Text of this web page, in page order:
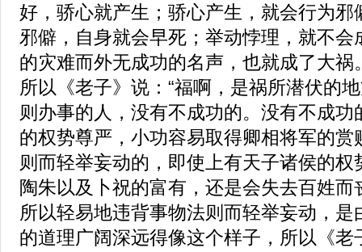
好，骄心就产生；骄心产生，就会行为邪
邪僻，自身就会早死；举动悖理，就不会
的灾难而外无成功的名声，也就成了大祸
所以《老子》说：“福啊，是祸所潜伏的
则办事的人，没有不成功的。没有不成
的权势尊严，小功容易取得卿相将军的赏
则而轻举妄动的，即使上有天子诸侯的
陶朱以及卜祝的富有，还是会失去百姓而
所以轻易地违背事物法则而轻举妄动，
的道理广阔深远得像这个样子，所以《老